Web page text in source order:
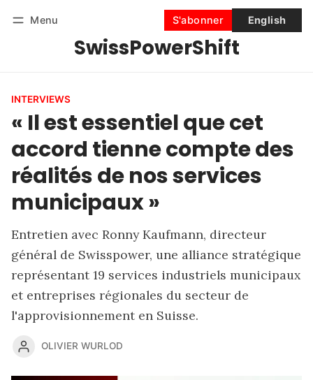
Menu
SwissPowerShift
S'abonner English
Se connecter S'abonner
INTERVIEWS
« Il est essentiel que cet
accord tienne compte des
réalités de nos services
municipaux »
Entretien avec Ronny Kaufmann, directeur
général de Swisspower, une alliance stratégique
représentant 19 services industriels municipaux
et entreprises régionales du secteur de
l'approvisionnement en Suisse.
OLIVIER WURLOD